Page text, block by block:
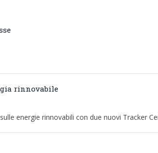
rinnovabile
energie rinnovabili con due nuovi Tracker